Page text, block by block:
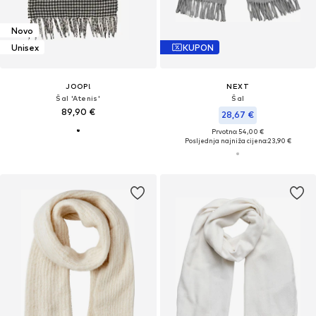
Novo
Unisex
JOOP!
Šal 'Atenis'
89,90 €
KUPON
NEXT
Šal
28,67 €
Prvotno: 54,00 €
Posljednja najniža cijena:23,90 €